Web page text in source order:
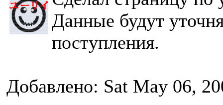
Данные будут
поступления.
Добавлено: Sat May 06,